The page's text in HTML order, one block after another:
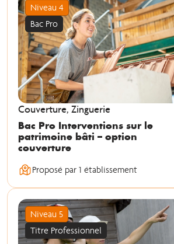
Niveau 4
Bac Pro
Couverture, Zinguerie
Bac Pro Interventions sur le
patrimoine bâti – option
couverture
Proposé par 1 établissement
Niveau 5
Titre Professionnel